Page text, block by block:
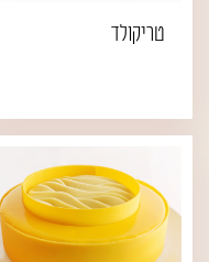
טריקולד